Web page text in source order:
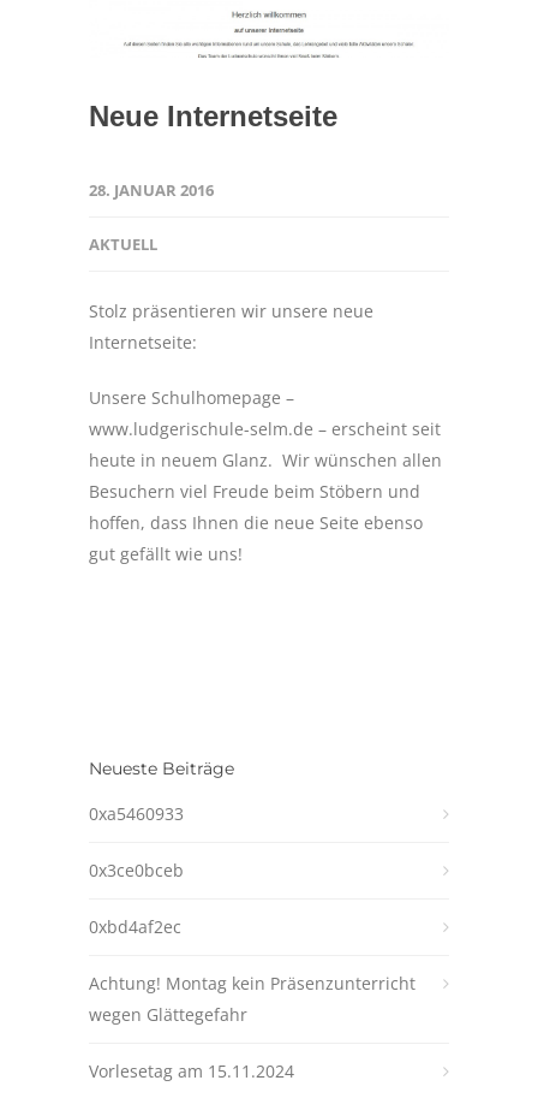
Neue Internetseite
28. JANUAR 2016
AKTUELL
Stolz präsentieren wir unsere neue
Internetseite:
Unsere Schulhomepage –
www.ludgerischule-selm.de – erscheint seit
heute in neuem Glanz. Wir wünschen allen
Besuchern viel Freude beim Stöbern und
hoffen, dass Ihnen die neue Seite ebenso
gut gefällt wie uns!
Neueste Beiträge
0xa5460933
0x3ce0bceb
0xbd4af2ec
Achtung! Montag kein Präsenzunterricht
wegen Glättegefahr
Vorlesetag am 15.11.2024